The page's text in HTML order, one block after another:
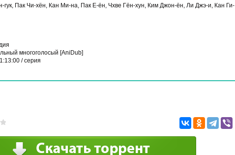
гук, Пак Чи-хён, Кан Ми-на, Пак Е-ён, Чхве Гён-хун, Ким Джон-ён, Ли Джэ-и, Кан Ги-
многоголосый [AniDub]
/ серия